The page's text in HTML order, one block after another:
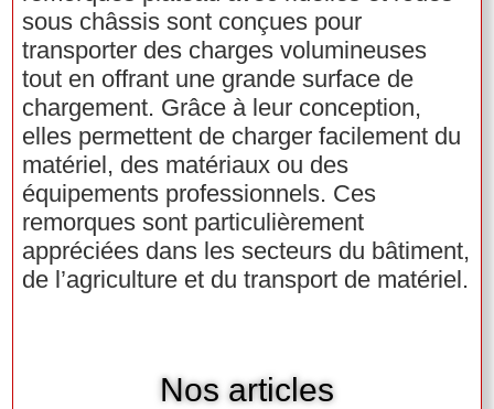
sous châssis sont conçues pour
transporter des charges volumineuses
tout en offrant une grande surface de
chargement. Grâce à leur conception,
elles permettent de charger facilement du
matériel, des matériaux ou des
équipements professionnels. Ces
remorques sont particulièrement
appréciées dans les secteurs du bâtiment,
de l’agriculture et du transport de matériel.
Nos articles